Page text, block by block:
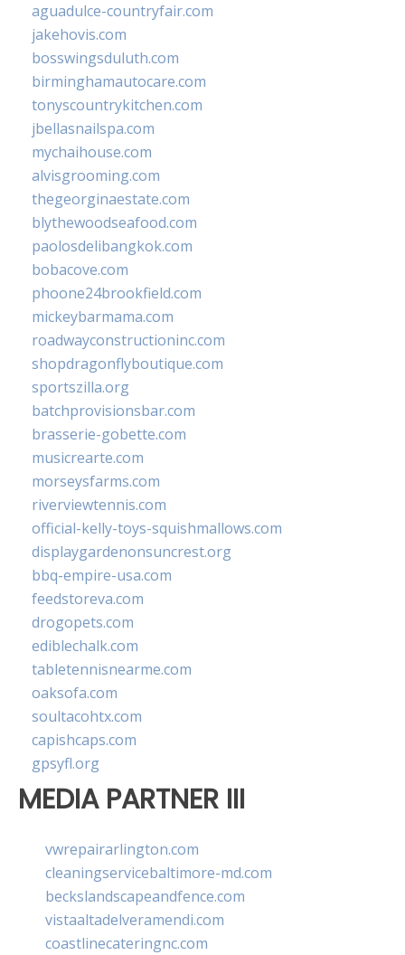
aguadulce-countryfair.com
jakehovis.com
bosswingsduluth.com
birminghamautocare.com
tonyscountrykitchen.com
jbellasnailspa.com
mychaihouse.com
alvisgrooming.com
thegeorginaestate.com
blythewoodseafood.com
paolosdelibangkok.com
bobacove.com
phoone24brookfield.com
mickeybarmama.com
roadwayconstructioninc.com
shopdragonflyboutique.com
sportszilla.org
batchprovisionsbar.com
brasserie-gobette.com
musicrearte.com
morseysfarms.com
riverviewtennis.com
official-kelly-toys-squishmallows.com
displaygardenonsuncrest.org
bbq-empire-usa.com
feedstoreva.com
drogopets.com
ediblechalk.com
tabletennisnearme.com
oaksofa.com
soultacohtx.com
capishcaps.com
gpsyfl.org
MEDIA PARTNER III
vwrepairarlington.com
cleaningservicebaltimore-md.com
beckslandscapeandfence.com
vistaaltadelveramendi.com
coastlinecateringnc.com